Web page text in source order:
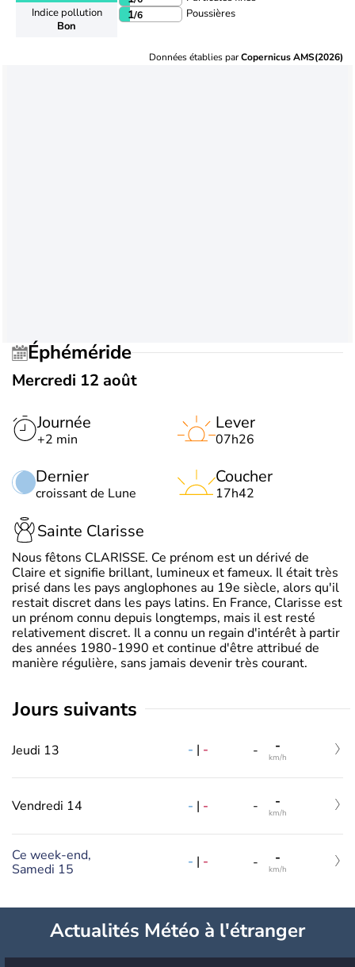
Indice pollution
Bon
1/6 Poussières
Données établies parCopernicus AMS(2026)
Éphéméride
Mercredi 12 août
Journée
+2 min
Dernier
croissant de Lune
Lever
07h26
Coucher
17h42
Sainte Clarisse
Nous fêtons CLARISSE. Ce prénom est un dérivé de
Claire et signifie brillant, lumineux et fameux. Il était très
prisé dans les pays anglophones au 19e siècle, alors qu'il
restait discret dans les pays latins. En France, Clarisse est
un prénom connu depuis longtemps, mais il est resté
relativement discret. Il a connu un regain d'intérêt à partir
des années 1980-1990 et continue d'être attribué de
manière régulière, sans jamais devenir très courant.
jours suivants
Jeudi 13 - | - - -
km/h
Vendredi 14 - | - - -
km/h
Ce week-end,
Samedi 15
- | - - -
km/h
Actualités Météo à l'étranger